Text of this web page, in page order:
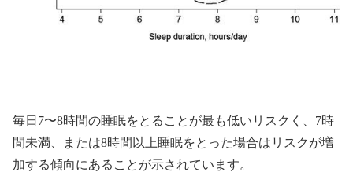
毎日7〜8時間の睡眠をとることが最も低いリスクく、7時
間未満、または8時間以上睡眠をとった場合はリスクが増
加する傾向にあることが示されています。